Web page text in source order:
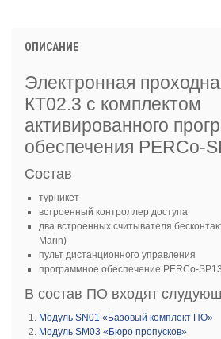
ОПИСАНИЕ
Электронная
КТ02.3 c комплектом
активированного
обеспечения PERCo-
Состав
турникет
встроенный контроллер доступа
два встроенных считывателя
Marin)
пульт дистанционного управления
программное обеспечение PERCo-SP13
В состав ПО входят
Модуль SN01 «Базовый комплект ПО»
Модуль SM03 «Бюро пропусков»